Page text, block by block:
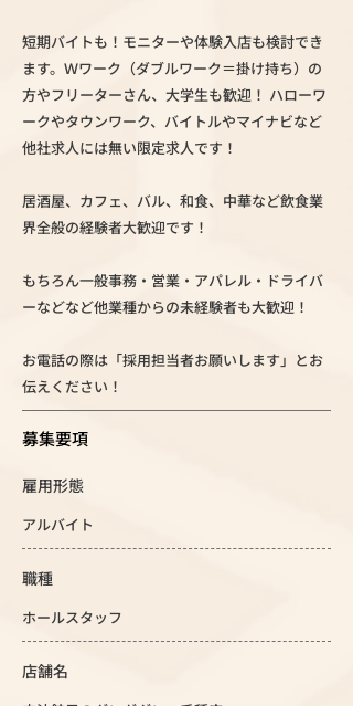
短期バイトも！モニターや体験入店も検討でき
ます。Ｗワーク（ダブルワーク＝掛け持ち）の
方やフリーターさん、大学生も歓迎！ ハローワ
ークやタウンワーク、バイトルやマイナビなど
他社求人には無い限定求人です！
居酒屋、カフェ、バル、和食、中華など飲食業
界全般の経験者大歓迎です！
もちろん一般事務・営業・アパレル・ドライバ
ーなどなど他業種からの未経験者も大歓迎！
お電話の際は「採用担当者お願いします」とお
伝えください！
募集要項
雇用形態
アルバイト
職種
ホールスタッフ
店舗名